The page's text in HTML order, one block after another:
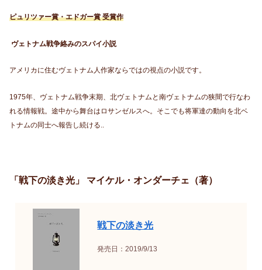
ピュリツァー賞・エドガー賞 受賞作
ヴェトナム戦争絡みのスパイ小説
アメリカに住むヴェトナム人作家ならではの視点の小説です。
1975年、ヴェトナム戦争末期、北ヴェトナムと南ヴェトナムの狭間で行なわ
れる情報戦。途中から舞台はロサンゼルスへ。そこでも将軍達の動向を北ベ
トナムの同士へ報告し続ける..
「戦下の淡き光」 マイケル・オンダーチェ（著）
戦下の淡き光
発売日：2019/9/13